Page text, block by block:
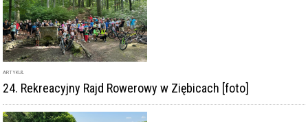
ARTYKUŁ
24. Rekreacyjny Rajd Rowerowy w Ziębicach [foto]